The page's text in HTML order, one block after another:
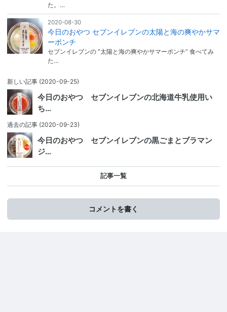
た。…
2020-08-30
今日のおやつ セブンイレブンの太陽と海の爽やかサマ
ーポンチ
セブンイレブンの ”太陽と海の爽やかサマーポンチ” 食べてみ
た…
新しい記事 (2020-09-25)
今日のおやつ セブンイレブンの北海道牛乳使用い
ち…
過去の記事 (2020-09-23)
今日のおやつ セブンイレブンの黒ごまとブラマン
ジ…
記事一覧
コメントを書く